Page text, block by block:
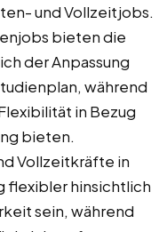
und Vollzeitjobs.
bieten die
der Anpassung
während
in Bezug
bieten.
Vollzeitkräfte in
flexibler hinsichtlich
sein, während